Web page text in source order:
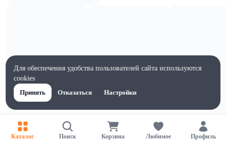
Каталог Поиск Корзина Любимое Профиль
Для обеспечения удобства пользователей сайта используются
cookies
Принять
Отказаться Настройки